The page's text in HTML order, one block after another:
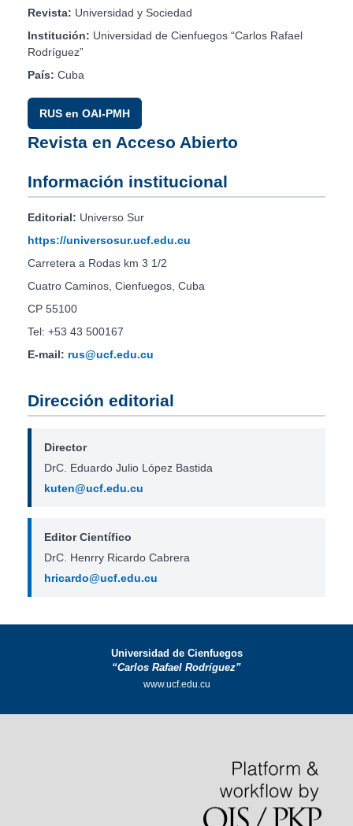
Revista: Universidad y Sociedad
Institución: Universidad de Cienfuegos “Carlos Rafael
Rodríguez”
País: Cuba
RUS en OAI-PMH
Revista en Acceso Abierto
Información institucional
Editorial: Universo Sur
https://universosur.ucf.edu.cu
Carretera a Rodas km 3 1/2
Cuatro Caminos, Cienfuegos, Cuba
CP 55100
Tel: +53 43 500167
E-mail: rus@ucf.edu.cu
Dirección editorial
Director
DrC. Eduardo Julio López Bastida
kuten@ucf.edu.cu
Editor Científico
DrC. Henrry Ricardo Cabrera
hricardo@ucf.edu.cu
Universidad de Cienfuegos
“Carlos Rafael Rodríguez”
www.ucf.edu.cu